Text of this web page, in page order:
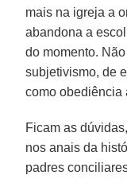
mais na igreja a
abandona a
do momento.
subjetivismo, de
como obediência
Ficam as
nos anais da
padres